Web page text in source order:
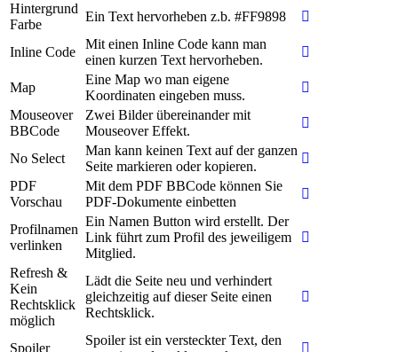
Hintergrund
Farbe
Ein Text hervorheben z.b. #FF9898
Inline Code
Mit einen Inline Code kann man
einen kurzen Text hervorheben.
Map
Eine Map wo man eigene
Koordinaten eingeben muss.
Mouseover
BBCode
Zwei Bilder übereinander mit
Mouseover Effekt.
No Select
Man kann keinen Text auf der ganzen
Seite markieren oder kopieren.
PDF
Vorschau
Mit dem PDF BBCode können Sie
PDF-Dokumente einbetten
Profilnamen
verlinken
Ein Namen Button wird erstellt. Der
Link führt zum Profil des jeweiligem
Mitglied.
Refresh &
Kein
Rechtsklick
möglich
Lädt die Seite neu und verhindert
gleichzeitig auf dieser Seite einen
Rechtsklick.
Spoiler
Spoiler ist ein versteckter Text, den